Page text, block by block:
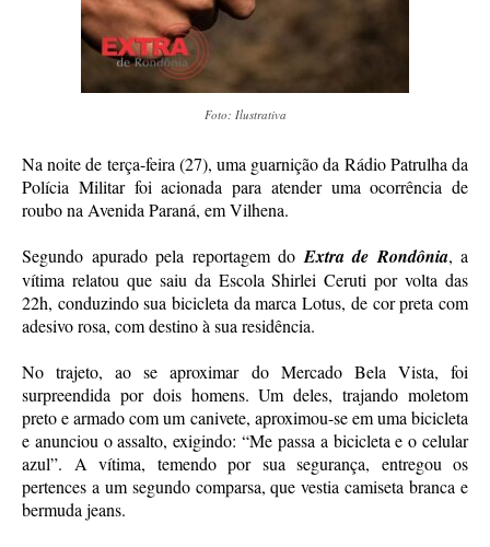
Foto: Ilustrativa
Na noite de terça-feira (27), uma guarnição da Rádio Patrulha da
Polícia Militar foi acionada para atender uma ocorrência de
roubo na Avenida Paraná, em Vilhena.
Segundo apurado pela reportagem do Extra de Rondônia, a
vítima relatou que saiu da Escola Shirlei Ceruti por volta das
22h, conduzindo sua bicicleta da marca Lotus, de cor preta com
adesivo rosa, com destino à sua residência.
No trajeto, ao se aproximar do Mercado Bela Vista, foi
surpreendida por dois homens. Um deles, trajando moletom
preto e armado com um canivete, aproximou-se em uma bicicleta
e anunciou o assalto, exigindo: “Me passa a bicicleta e o celular
azul”. A vítima, temendo por sua segurança, entregou os
pertences a um segundo comparsa, que vestia camiseta branca e
bermuda jeans.